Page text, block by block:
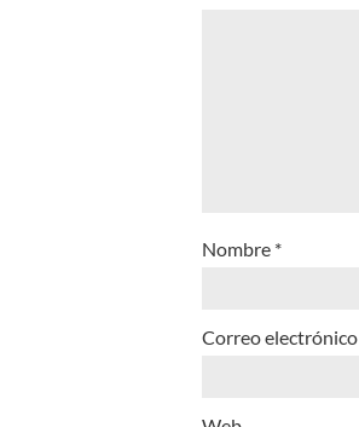
Nombre *
Correo electrónico